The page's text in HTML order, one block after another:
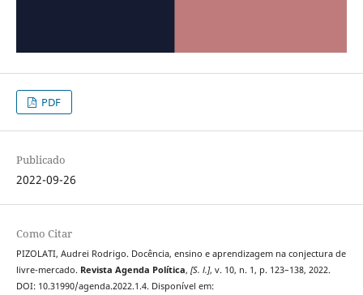
PDF
Publicado
2022-09-26
Como Citar
PIZOLATI, Audrei Rodrigo. Docência, ensino e aprendizagem na conjectura de
livre-mercado. Revista Agenda Política, [S. l.], v. 10, n. 1, p. 123–138, 2022.
DOI: 10.31990/agenda.2022.1.4. Disponível em: